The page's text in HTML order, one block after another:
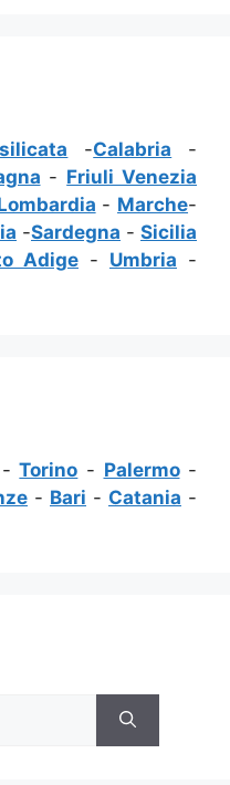
-Calabria -
- Friuli Venezia
- Marche-
-Sardegna - Sicilia
Adige - Umbria -
-Torino - Palermo-
- Bari - Catania -